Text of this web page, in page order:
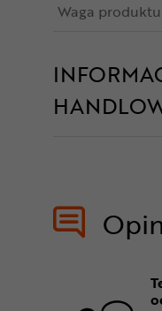
Waga produktu